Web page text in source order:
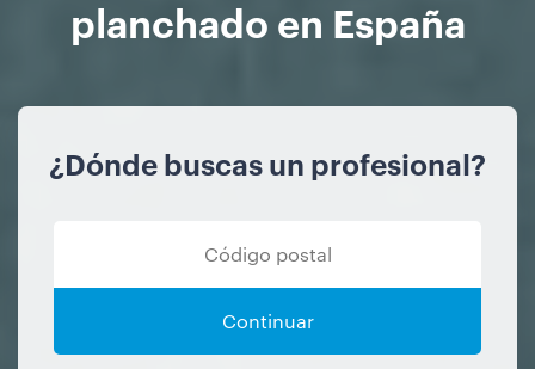
planchado en España
¿Dónde buscas un profesional?
Continuar